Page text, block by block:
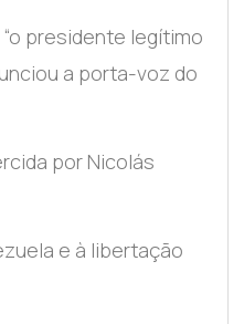
presidente legítimo
a porta-voz do
por Nicolás
e à libertação